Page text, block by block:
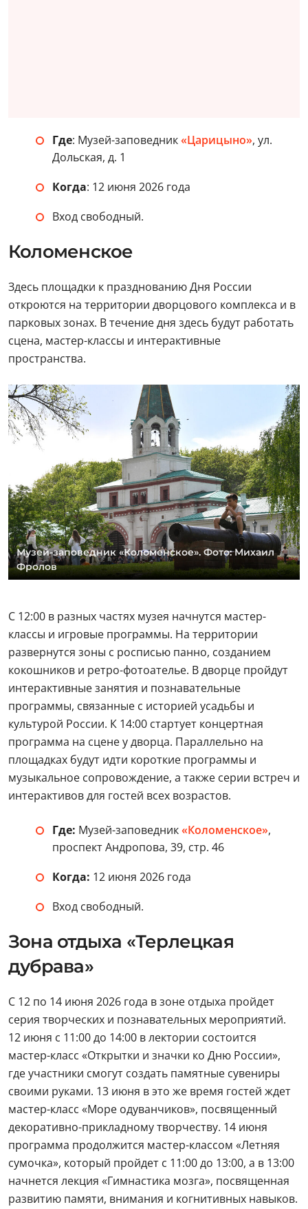
Где: Музей-заповедник«Царицыно», ул.
Дольская, д. 1
Когда: 12 июня 2026 года
Вход свободный.
Коломенское
Здесь площадки к празднованию Дня России
откроются на территории дворцового комплекса и в
парковых зонах. В течение дня здесь будут работать
сцена, мастер-классы и интерактивные
пространства.
Музей-заповедник «Коломенское». Фото: Михаил
Фролов
С 12:00 в разных частях музея начнутся мастер-
классы и игровые программы. На территории
развернутся зоны с росписью панно, созданием
кокошников и ретро-фотоателье. В дворце пройдут
интерактивные занятия и познавательные
программы, связанные с историей усадьбы и
культурой России. К 14:00 стартует концертная
программа на сцене у дворца. Параллельно на
площадках будут идти короткие программы и
музыкальное сопровождение, а также серии встреч и
интерактивов для гостей всех возрастов.
Где: Музей-заповедник«Коломенское»,
проспект Андропова, 39, стр. 46
Когда: 12 июня 2026 года
Вход свободный.
Зона отдыха «Терлецкая
дубрава»
С 12 по 14 июня 2026 года в зоне отдыха пройдет
серия творческих и познавательных мероприятий.
12 июня с 11:00 до 14:00 в лектории состоится
мастер-класс «Открытки и значки ко Дню России»,
где участники смогут создать памятные сувениры
своими руками. 13 июня в это же время гостей ждет
мастер-класс «Море одуванчиков», посвященный
декоративно-прикладному творчеству. 14 июня
программа продолжится мастер-классом «Летняя
сумочка», который пройдет с 11:00 до 13:00, а в 13:00
начнется лекция «Гимнастика мозга», посвященная
развитию памяти, внимания и когнитивных навыков.